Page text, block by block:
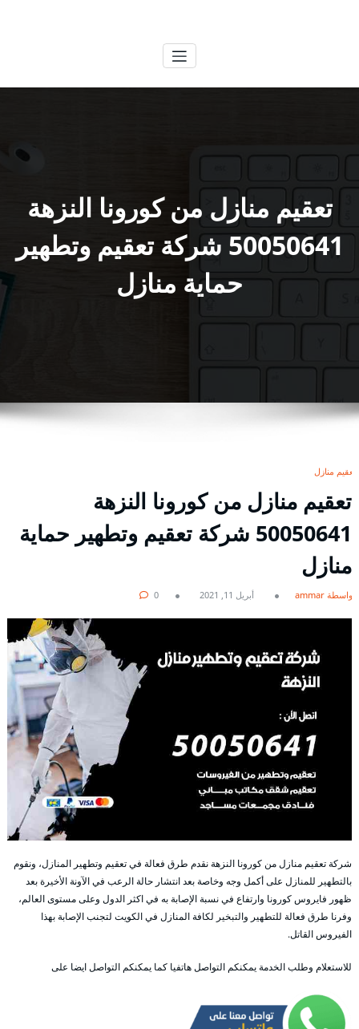
تعقيم منازل من كورونا النزهة
50050641 شركة تعقيم وتطهير
حماية منازل
تعقيم منازل
تعقيم منازل من كورونا النزهة
50050641 شركة تعقيم وتطهير حماية
منازل
بواسطة ammar أبريل 11, 2021 0
شركة تعقيم منازل من كورونا النزهة نقدم طرق فعالة في تعقيم وتطهير المنازل، ونقوم
بالتطهير للمنازل على أكمل وجه وخاصة بعد انتشار حالة الرعب في الآونة الأخيرة بعد
ظهور فايروس كورونا وارتفاع في نسبة الإصابة به في اكثر الدول وعلى مستوى العالم،
وفرنا طرق فعالة للتطهير والتبخير لكافة المنازل في الكويت لتجنب الإصابة بهذا
الفيروس القاتل.
للاستعلام وطلب الخدمة يمكنكم التواصل هاتفيا كما يمكنكم التواصل ايضا على